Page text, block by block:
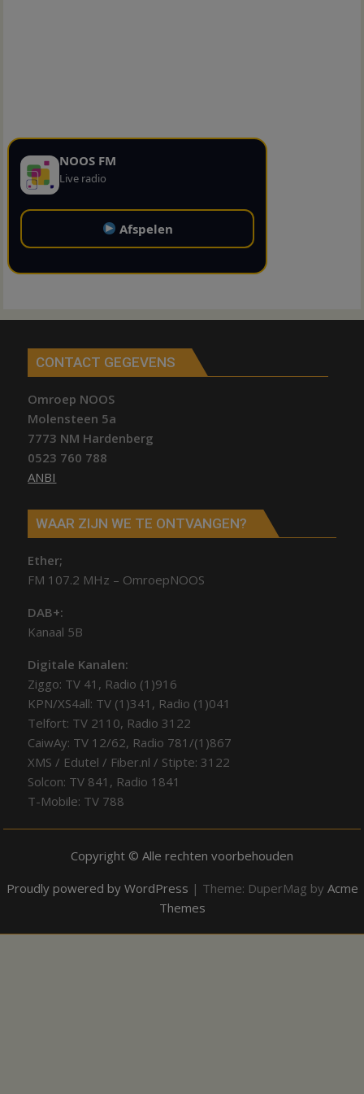
NOOS FM
Live radio
Afspelen
CONTACT GEGEVENS
Omroep NOOS
Molensteen 5a
7773 NM Hardenberg
0523 760 788
ANBI
WAAR ZIJN WE TE ONTVANGEN?
Ether;
FM 107.2 MHz – OmroepNOOS
DAB+:
Kanaal 5B
Digitale Kanalen:
Ziggo: TV 41, Radio (1)916
KPN/XS4all: TV (1)341, Radio (1)041
Telfort: TV 2110, Radio 3122
CaiwAy: TV 12/62, Radio 781/(1)867
XMS / Edutel / Fiber.nl / Stipte: 3122
Solcon: TV 841, Radio 1841
T-Mobile: TV 788
Copyright © Alle rechten voorbehouden
Proudly powered by WordPress | Theme: DuperMag by Acme
Themes